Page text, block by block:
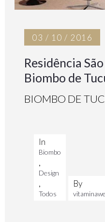
03 / 10 / 2016
Residência
Biombo de
BIOMBO DE
In
Biombo
,
Design
,
Todos
By